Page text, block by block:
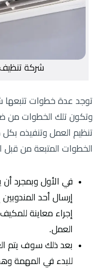
شركة
توجد عدة خطوات
وتكون تلك الخطوات من
تنظيم العمل وتنفيذه بكل
الخطوات المتبعة من قبل
في الأول وبمجرد
إرسال أحد
إجراء معاينة
العمل.
بعد ذلك سوف يتم
للبدء في المهمة